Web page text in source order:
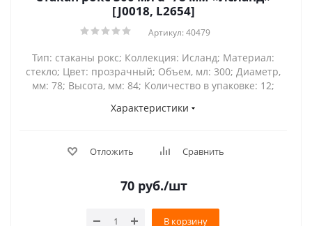
[J0018, L2654]
Артикул: 40479
Тип: стаканы рокс; Коллекция: Исланд; Материал:
стекло; Цвет: прозрачный; Объем, мл: 300; Диаметр,
мм: 78; Высота, мм: 84; Количество в упаковке: 12;
Характеристики
Отложить Сравнить
70руб./шт
В корзину